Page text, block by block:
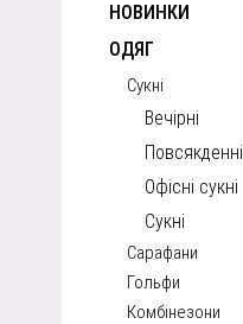
НОВИНКИ
ОДЯГ
Сукні
Вечірні
Повсякденні
Офісні сукні
Сукні
Сарафани
Гольфи
Комбінезони